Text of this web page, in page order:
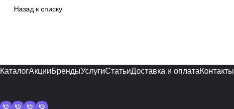
Назад к списку
КаталогАкцииБрендыУслугиСтатьиДоставка и оплатаКонтакты